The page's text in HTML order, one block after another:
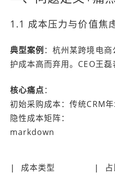
1.1 成本压力与价值焦
典型案例 ：杭州某跨境电
护成本高而弃用。CEO王
核心痛点：
初始采购成本：传统CRM
隐性成本矩阵：
markdown
| 成本类型 |